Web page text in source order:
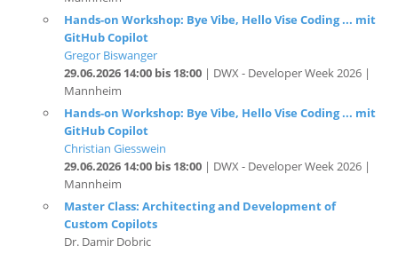
Gregor Biswanger
29.06.2026 14:00 bis 18:00
Mannheim
Hands-on Workshop: Bye Vibe, Hello Vise Coding ... mit
GitHub Copilot
Christian Giesswein
29.06.2026 14:00 bis 18:00
Mannheim
Master Class: Architecting and Development of
Custom Copilots
Dr. Damir Dobric
29.06.2026 09:00 bis 18:00
Mannheim